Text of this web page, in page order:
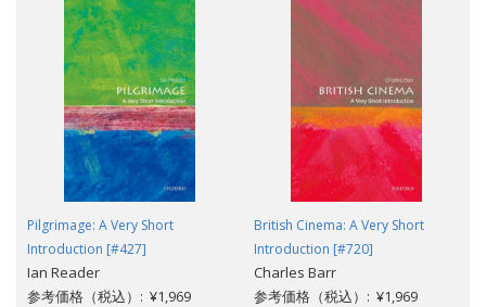
Pilgrimage: A Very Short
Introduction [#427]
Ian Reader
参考価格（税込）: ¥1,969
British Cinema: A Very Short
Introduction [#720]
Charles Barr
参考価格（税込）: ¥1,969